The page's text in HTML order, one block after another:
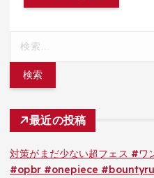
最近の投稿
対策がまだ少ない超フェス #ワ
#opbr #onepiece